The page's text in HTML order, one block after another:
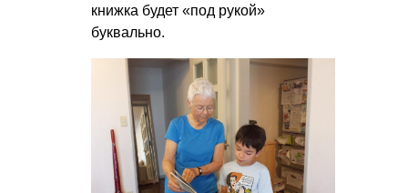
книжка будет «под рукой»
буквально.